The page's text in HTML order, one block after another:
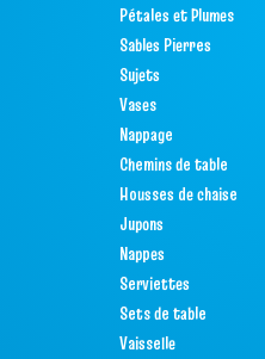
Pétales et Plumes
Sables Pierres
Sujets
Vases
Nappage
Chemins de table
Housses de chaise
Jupons
Nappes
Serviettes
Sets de table
Vaisselle